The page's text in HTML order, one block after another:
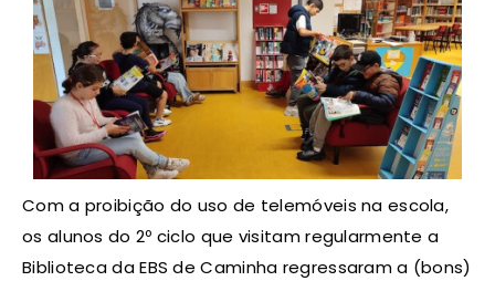
Com a proibição do uso de telemóveis na escola,
os alunos do 2º ciclo que visitam regularmente a
Biblioteca da EBS de Caminha regressaram a (bons)